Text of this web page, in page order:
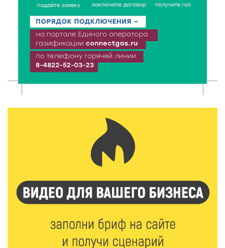
6 Авг 2026 16:08 493
Виталий Королев наградил строителей и
анонсировал новые проекты
6 Авг 2026 16:02 216
Калининские футболисты представят Тверскую
область на всероссийском марафоне «Земля
6 Авг 2026 15:48 558
Голубев проверил школы и детсады Зубцова к 1
6 Авг 2026 15:01 312